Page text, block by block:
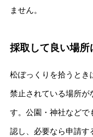
ません。
採取して良い場所
松ぼっくりを拾うとき
禁止されている場所が
す。公園・神社などで
認し、必要なら申請す